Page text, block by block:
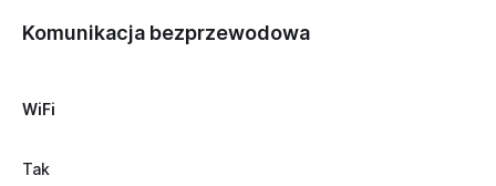
Komunikacja bezprzewodowa
WiFi
Tak